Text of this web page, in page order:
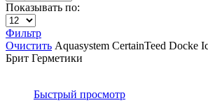
Показывать по:
Фильтр
Очистить Aquasystem CertainTeed Docke
Брит Герметики
Быстрый просмотр